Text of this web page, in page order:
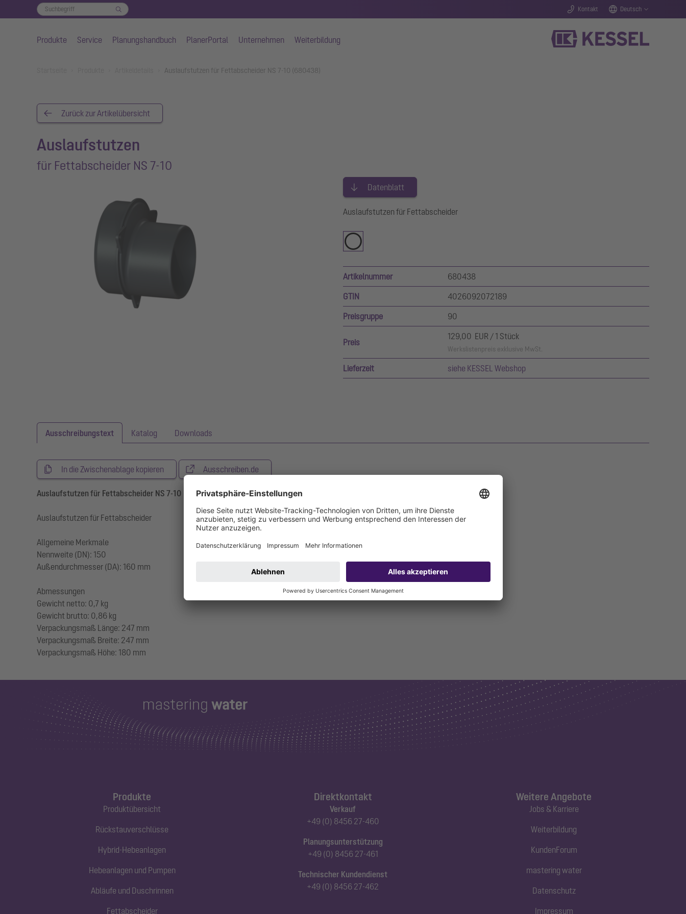
Kontakt Deutsch
Produkte Service Planungshandbuch PlanerPortal Unternehmen Weiterbildung
Auslaufstutzen für Fettabscheider NS 7-10 (680438)
Zurück zur Artikelübersicht
Auslaufstutzen
für Fettabscheider NS 7-10
Datenblatt
Auslaufstutzen für Fettabscheider
Artikelnummer 680438
GTIN 4026092072189
Preisgruppe 90
Preis
129,00 EUR / 1 Stück
Werkslistenpreis exklusive MwSt.
Lieferzeit siehe KESSEL Webshop
Ausschreibungstext Katalog Downloads
In die Zwischenablage kopieren Ausschreiben.de
Auslaufstutzen für Fettabscheider NS 7-10
Auslaufstutzen für Fettabscheider
Allgemeine Merkmale
Nennweite (DN): 150
Außendurchmesser (DA): 160 mm
Abmessungen
Gewicht netto: 0,7 kg
Gewicht brutto: 0,86 kg
Verpackungsmaß Länge: 247 mm
Verpackungsmaß Breite: 247 mm
Produkte
Produktübersicht
Rückstauverschlüsse
Hybrid-Hebeanlagen
Hebeanlagen und Pumpen
Abläufe und Duschrinnen
Fettabscheider
Direktkontakt
Verkauf
+49 (0) 8456 27-460
Planungsunterstützung
+49 (0) 8456 27-461
Technischer Kundendienst
+49 (0) 8456 27-462
Weitere Angebote
Jobs & Karriere
Weiterbildung
KundenForum
mastering water
Datenschutz
Impressum